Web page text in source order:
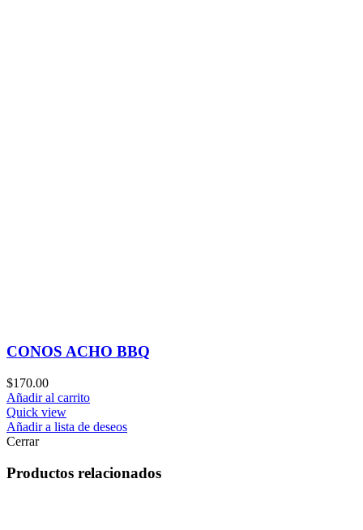
CONOS ACHO BBQ
$170.00
Añadir al carrito
Quick view
Añadir a lista de deseos
Cerrar
Productos relacionados